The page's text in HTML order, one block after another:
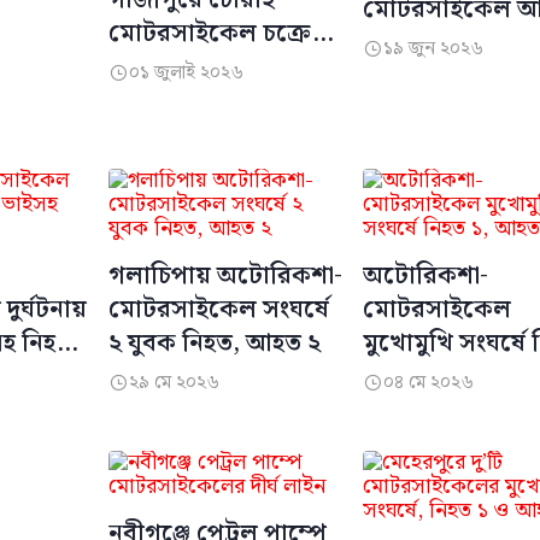
মোটরসাইকেল চক্রের
সদস্য গ্রেপ্তার
০১ জুলাই ২০২৬
মোটরসাইকেল
নিহত
১৯ জুন ২০২৬
নিহত
গলাচিপায় অটোরিকশা-
মোটরসাইকেল সংঘর্ষে
২ যুবক নিহত, আহত ২
২৯ মে ২০২৬
অটোরিকশা-
মোটরসাইকেল
মুখোমুখি সংঘর্ষে
১, আহত ২
০৪ মে ২০২৬